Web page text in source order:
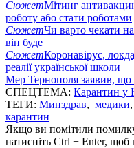
СюжетМітинг
роботу або стати роботами
СюжетЧи варто чекати
він буде
СюжетКоронавірус,
реалії української школи
Мер Тернополя заявив, що
СПЕЦТЕМА: Карантин у
ТЕГИ: Минздрав, медики,
карантин
Якщо ви помітили помилку,
натисніть Ctrl + Enter,